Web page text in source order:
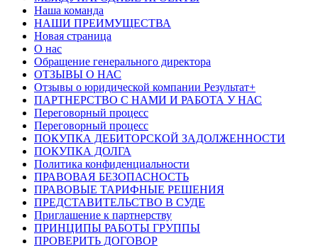
Наша команда
НАШИ ПРЕИМУЩЕСТВА
Новая страница
О нас
Обращение генерального директора
ОТЗЫВЫ О НАС
Отзывы о юридической компании Результат+
ПАРТНЕРСТВО С НАМИ И РАБОТА У НАС
Переговорный процесс
Переговорный процесс
ПОКУПКА ДЕБИТОРСКОЙ ЗАДОЛЖЕННОСТИ
ПОКУПКА ДОЛГА
Политика конфиденциальности
ПРАВОВАЯ БЕЗОПАСНОСТЬ
ПРАВОВЫЕ ТАРИФНЫЕ РЕШЕНИЯ
ПРЕДСТАВИТЕЛЬСТВО В СУДЕ
Приглашение к партнерству
ПРИНЦИПЫ РАБОТЫ ГРУППЫ
ПРОВЕРИТЬ ДОГОВОР